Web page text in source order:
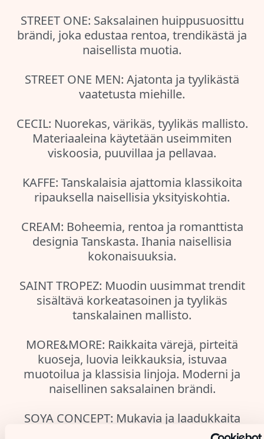
STREET ONE: Saksalainen huippusuosittu
brändi, joka edustaa rentoa, trendikästä ja
naisellista muotia.
STREET ONE MEN: Ajatonta ja tyylikästä
vaatetusta miehille.
CECIL: Nuorekas, värikäs, tyylikäs mallisto.
Materiaaleina käytetään useimmiten
viskoosia, puuvillaa ja pellavaa.
KAFFE: Tanskalaisia ajattomia klassikoita
ripauksella naisellisia yksityiskohtia.
CREAM: Boheemia, rentoa ja romanttista
designia Tanskasta. Ihania naisellisia
kokonaisuuksia.
SAINT TROPEZ: Muodin uusimmat trendit
sisältävä korkeatasoinen ja tyylikäs
tanskalainen mallisto.
MORE&MORE: Raikkaita värejä, pirteitä
kuoseja, luovia leikkauksia, istuvaa
muotoilua ja klassisia linjoja. Moderni ja
naisellinen saksalainen brändi.
SOYA CONCEPT: Mukavia ja laadukkaita